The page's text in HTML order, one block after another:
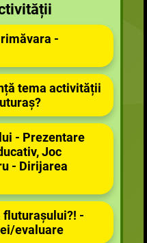
-
tema activității
- Prezentare
Joc
- Dirijarea
fluturașului?! -
evaluare